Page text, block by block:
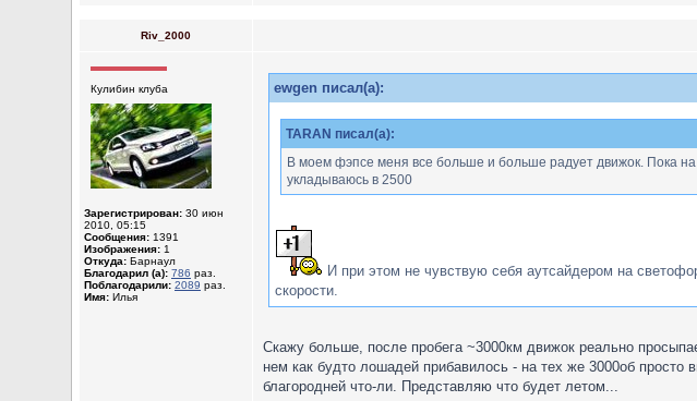
Riv_2000
Кулибин клуба
Зарегистрирован: 30 июн
2010, 05:15
Сообщения: 1391
Изображения: 1
Откуда: Барнаул
Благодарил (а): 786 раз.
Поблагодарили: 2089 раз.
Имя: Илья
ewgen писал(а):
TARAN писал(а):
В моем фэпсе меня все больше и больше радует движок. Пока на
укладываюсь в 2500
И при этом не чувствую себя аутсайдером на
скорости.
Скажу больше, после пробега ~3000км движок реально
нем как будто лошадей прибавилось - на тех же 3000об
благородней что-ли. Представляю что будет летом...